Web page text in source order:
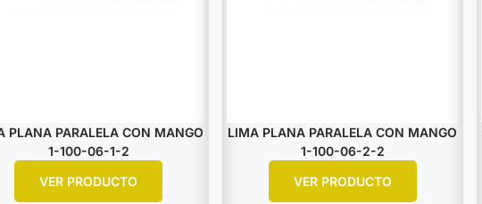
PLANA PARALELA CON MANGO
1-100-06-1-2
VER PRODUCTO
LIMA PLANA PARALELA CON MANGO
1-100-06-2-2
VER PRODUCTO